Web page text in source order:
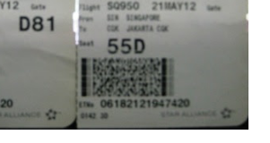
cukup kaget ketika saya mengetahui
pajak yang tidak ada ketentuannya
terpotong saat itu pajaknya Rp 5.607,-
administrasi sebesar Rp 10ribu....